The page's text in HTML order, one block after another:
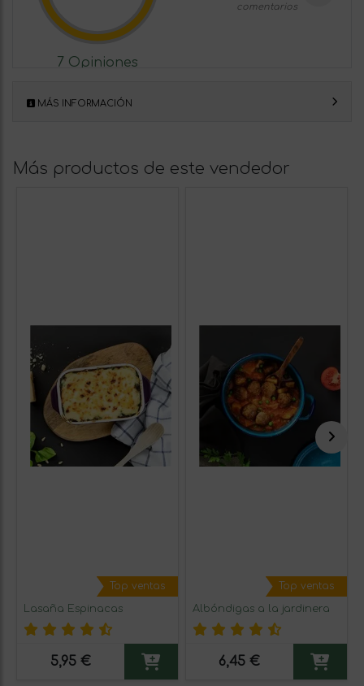
7 Opiniones
comentarios
MÁS INFORMACIÓN
Más productos de este vendedor
Top ventas
Lasaña Espinacas
5,95 €
Top ventas
Albóndigas a la jardinera
6,45 €